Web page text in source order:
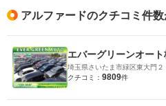
アルファードのクチコミ件
エバーグリーンオー
埼玉県さいたま市緑区東大門２
クチコミ： 9809件